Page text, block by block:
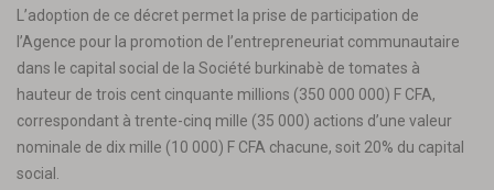
L’adoption de ce décret permet la prise de participation de
l’Agence pour la promotion de l’entrepreneuriat communautaire
dans le capital social de la Société burkinabè de tomates à
hauteur de trois cent cinquante millions (350 000 000) F CFA,
correspondant à trente-cinq mille (35 000) actions d’une valeur
nominale de dix mille (10 000) F CFA chacune, soit 20% du capital
social.